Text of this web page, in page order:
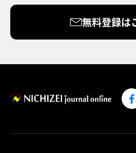
無料登録は